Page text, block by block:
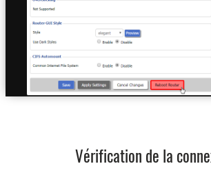
Vérification de la